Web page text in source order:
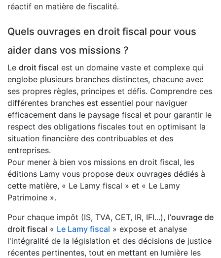
réactif en matière de fiscalité.
Quels ouvrages en droit fiscal pour vous
aider dans vos missions ?
Le droit fiscal est un domaine vaste et complexe qui
englobe plusieurs branches distinctes, chacune avec
ses propres règles, principes et défis. Comprendre ces
différentes branches est essentiel pour naviguer
efficacement dans le paysage fiscal et pour garantir le
respect des obligations fiscales tout en optimisant la
situation financière des contribuables et des
entreprises.
Pour mener à bien vos missions en droit fiscal, les
éditions Lamy vous propose deux ouvrages dédiés à
cette matière, « Le Lamy fiscal » et « Le Lamy
Patrimoine ».
Pour chaque impôt (IS, TVA, CET, IR, IFI...), l’ouvrage de
droit fiscal « Le Lamy fiscal » expose et analyse
l'intégralité de la législation et des décisions de justice
récentes pertinentes, tout en mettant en lumière les